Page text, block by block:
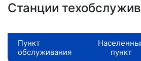
Станции
Пункт
обслуживания
пункт